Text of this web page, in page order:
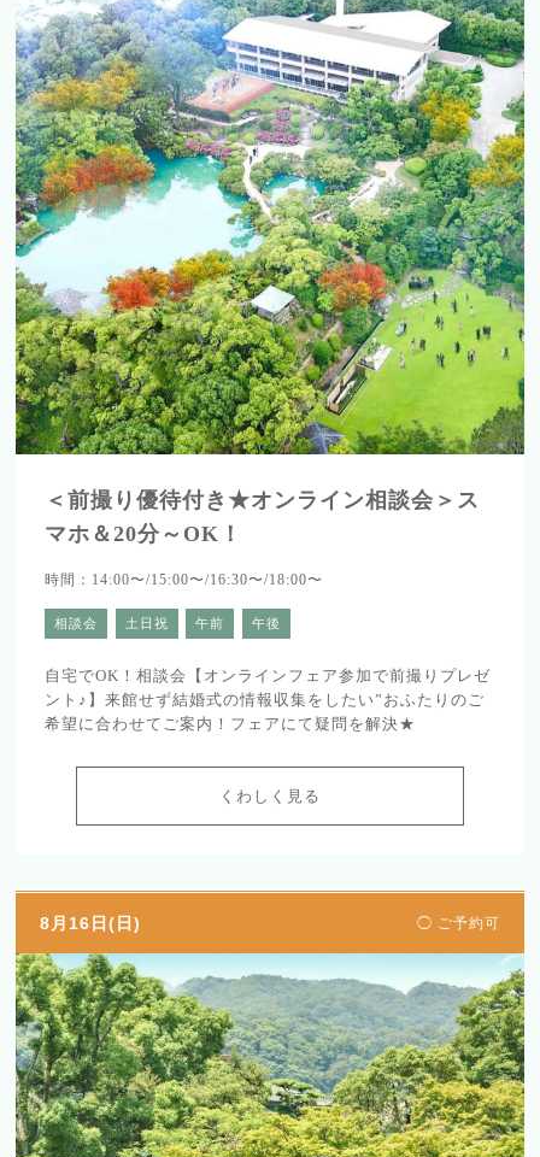
＜前撮り優待付き★オンライン相談会＞ス
マホ＆20分～OK！
時間：14:00〜/15:00〜/16:30〜/18:00〜
相談会 土日祝 午前 午後
自宅でOK！相談会【オンラインフェア参加で前撮りプレゼ
ント♪】来館せず結婚式の情報収集をしたい”おふたりのご
希望に合わせてご案内！フェアにて疑問を解決★
くわしく見る
8月16日(日) ◯ ご予約可